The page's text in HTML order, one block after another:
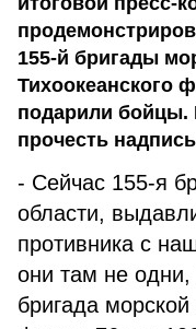
155-й бригады
Тихоокеанского
подарили бойцы.
прочесть
- Сейчас 155-я
области,
противника с
они там не
бригада